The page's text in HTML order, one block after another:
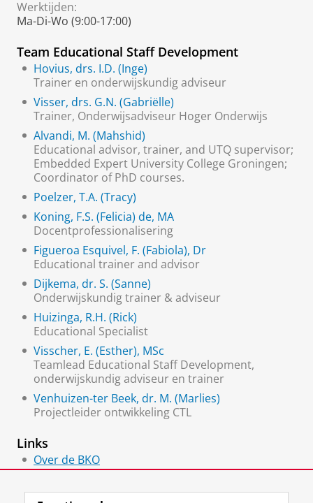
Werktijden:
Ma-Di-Wo (9:00-17:00)
Team Educational Staff Development
Hovius, drs. I.D. (Inge)
Trainer en onderwijskundig adviseur
Visser, drs. G.N. (Gabriëlle)
Trainer, Onderwijsadviseur Hoger Onderwijs
Alvandi, M. (Mahshid)
Educational advisor, trainer, and UTQ supervisor;
Embedded Expert University College Groningen;
Coordinator of PhD courses.
Poelzer, T.A. (Tracy)
Koning, F.S. (Felicia) de, MA
Docentprofessionalisering
Figueroa Esquivel, F. (Fabiola), Dr
Educational trainer and advisor
Dijkema, dr. S. (Sanne)
Onderwijskundig trainer & adviseur
Huizinga, R.H. (Rick)
Educational Specialist
Visscher, E. (Esther), MSc
Teamlead Educational Staff Development,
onderwijskundig adviseur en trainer
Venhuizen-ter Beek, dr. M. (Marlies)
Projectleider ontwikkeling CTL
Links
Over de BKO